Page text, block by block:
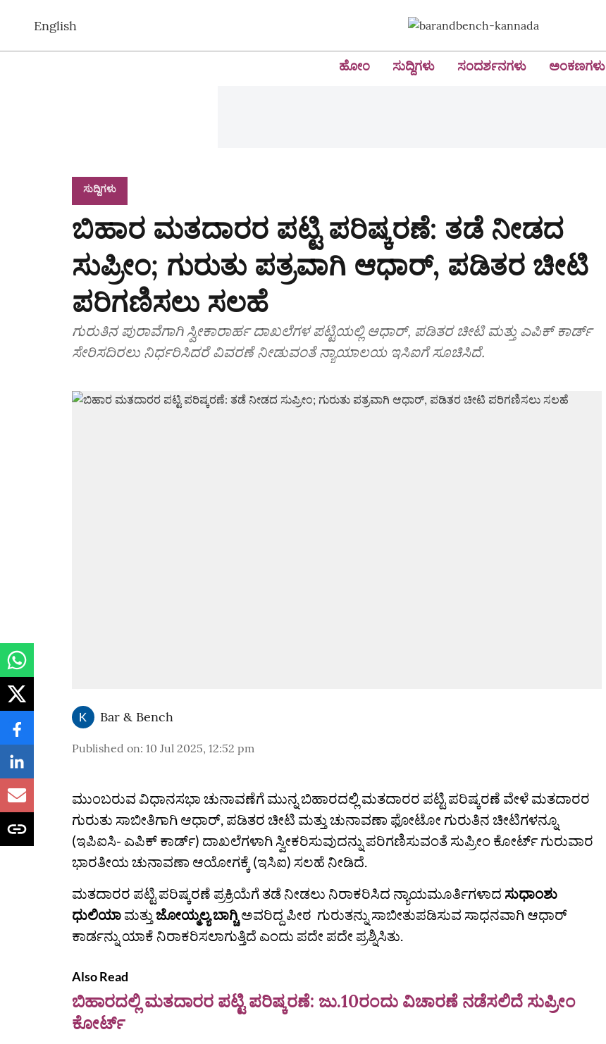
English
ಹೋಂ ಸುದ್ದಿಗಳು ಸಂದರ್ಶನಗಳು ಅಂಕಣಗಳು
ಸುದ್ದಿಗಳು
ಬಿಹಾರ ಮತದಾರರ ಪಟ್ಟಿ ಪರಿಷ್ಕರಣೆ: ತಡೆ ನೀಡದ
ಸುಪ್ರೀಂ; ಗುರುತು ಪತ್ರವಾಗಿ ಆಧಾರ್, ಪಡಿತರ ಚೀಟಿ
ಪರಿಗಣಿಸಲು ಸಲಹೆ
ಗುರುತಿನ ಪುರಾವೆಗಾಗಿ ಸ್ವೀಕಾರಾರ್ಹ ದಾಖಲೆಗಳ ಪಟ್ಟಿಯಲ್ಲಿ ಆಧಾರ್, ಪಡಿತರ ಚೀಟಿ ಮತ್ತು ಎಪಿಕ್ ಕಾರ್ಡ್
ಸೇರಿಸದಿರಲು ನಿರ್ಧರಿಸಿದರೆ ವಿವರಣೆ ನೀಡುವಂತೆ ನ್ಯಾಯಾಲಯ ಇಸಿಐಗೆ ಸೂಚಿಸಿದೆ.
Bar & Bench
Published on: 10 Jul 2025, 12:52 pm
ಮುಂಬರುವ ವಿಧಾನಸಭಾ ಚುನಾವಣೆಗೆ ಮುನ್ನ ಬಿಹಾರದಲ್ಲಿ ಮತದಾರರ ಪಟ್ಟಿ ಪರಿಷ್ಕರಣೆ ವೇಳೆ ಮತದಾರರ
ಗುರುತು ಸಾಬೀತಿಗಾಗಿ ಆಧಾರ್, ಪಡಿತರ ಚೀಟಿ ಮತ್ತು ಚುನಾವಣಾ ಫೋಟೋ ಗುರುತಿನ ಚೀಟಿಗಳನ್ನೂ
(ಇಪಿಐಸಿ- ಎಪಿಕ್ ಕಾರ್ಡ್) ದಾಖಲೆಗಳಾಗಿ ಸ್ವೀಕರಿಸುವುದನ್ನು ಪರಿಗಣಿಸುವಂತೆ ಸುಪ್ರೀಂ ಕೋರ್ಟ್‌ ಗುರುವಾರ
ಭಾರತೀಯ ಚುನಾವಣಾ ಆಯೋಗಕ್ಕೆ (ಇಸಿಐ) ಸಲಹೆ ನೀಡಿದೆ.
ಮತದಾರರ ಪಟ್ಟಿ ಪರಿಷ್ಕರಣೆ ಪ್ರಕ್ರಿಯೆಗೆ ತಡೆ ನೀಡಲು ನಿರಾಕರಿಸಿದ ನ್ಯಾಯಮೂರ್ತಿಗಳಾದ ಸುಧಾಂಶು
ಧುಲಿಯಾ ಮತ್ತು ಜೋಯ್ಮಲ್ಯ ಬಾಗ್ಚಿ ಅವರಿದ್ದ ಪೀಠ ಗುರುತನ್ನು ಸಾಬೀತುಪಡಿಸುವ ಸಾಧನವಾಗಿ ಆಧಾರ್
ಕಾರ್ಡನ್ನು ಯಾಕೆ ನಿರಾಕರಿಸಲಾಗುತ್ತಿದೆ ಎಂದು ಪದೇ ಪದೇ ಪ್ರಶ್ನಿಸಿತು.
Also Read
ಬಿಹಾರದಲ್ಲಿ ಮತದಾರರ ಪಟ್ಟಿ ಪರಿಷ್ಕರಣೆ: ಜು.10ರಂದು ವಿಚಾರಣೆ ನಡೆಸಲಿದೆ ಸುಪ್ರೀಂ
ಕೋರ್ಟ್